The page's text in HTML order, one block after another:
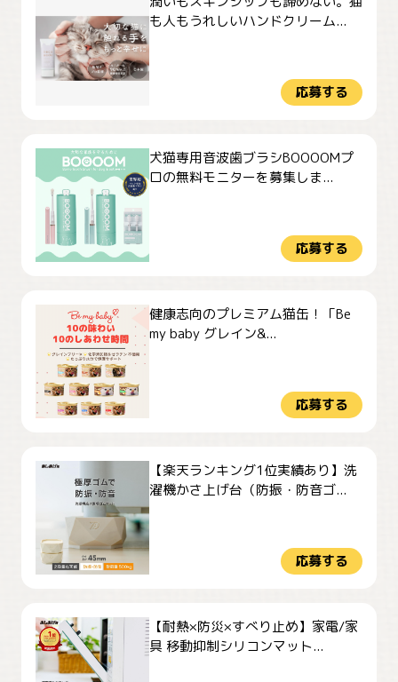
も人もうれしいハンドクリーム...
応募する
犬猫専用音波歯ブラシBOOOOMプ
ロの無料モニターを募集しま...
応募する
健康志向のプレミアム猫缶！「Be
my baby グレイン&...
応募する
【楽天ランキング1位実績あり】洗
濯機かさ上げ台（防振・防音ゴ...
応募する
【耐熱×防災×すべり止め】家電/家
具 移動抑制シリコンマット...